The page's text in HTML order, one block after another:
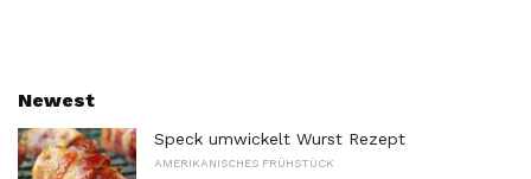
Newest
Speck umwickelt Wurst Rezept
AMERIKANISCHES FRÜHSTÜCK